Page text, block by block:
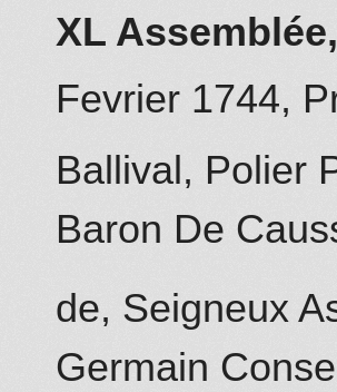
XL
Fevrier 1744,
Ballival, Polier
Baron De
de, Seigneux
Germain